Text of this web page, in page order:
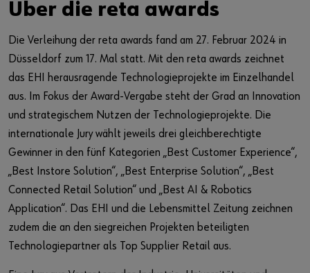
Über die reta awards
Die Verleihung der reta awards fand am 27. Februar 2024 in
Düsseldorf zum 17. Mal statt. Mit den reta awards zeichnet
das EHI herausragende Technologieprojekte im Einzelhandel
aus. Im Fokus der Award-Vergabe steht der Grad an Innovation
und strategischem Nutzen der Technologieprojekte. Die
internationale Jury wählt jeweils drei gleichberechtigte
Gewinner in den fünf Kategorien „Best Customer Experience“,
„Best Instore Solution“, „Best Enterprise Solution“, „Best
Connected Retail Solution“ und „Best AI & Robotics
Application“. Das EHI und die Lebensmittel Zeitung zeichnen
zudem die an den siegreichen Projekten beteiligten
Technologiepartner als Top Supplier Retail aus.